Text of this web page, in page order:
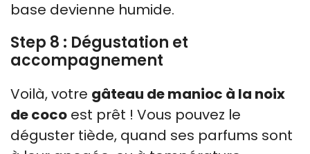
base devienne humide.
Step 8 : Dégustation et
accompagnement
Voilà, votre gâteau de manioc à la noix
de coco est prêt ! Vous pouvez le
déguster tiède, quand ses parfums sont